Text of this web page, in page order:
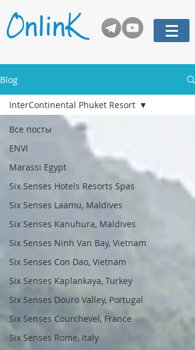
Blog
Все посты
ENVI
Marassi Egypt
Six Senses Hotels Resorts Spas
Six Senses Laamu, Maldives
Six Senses Kanuhura, Maldives
Six Senses Ninh Van Bay, Vietnam
Six Senses Con Dao, Vietnam
Six Senses Kaplankaya, Turkey
Six Senses Douro Valley, Portugal
Six Senses Courchevel, France
Six Senses Rome, Italy
InterContinental Phuket Resort